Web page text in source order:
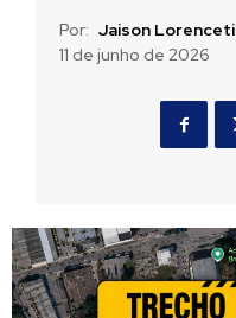
Por: Jaison Lorenceti
11 de junho de 2026